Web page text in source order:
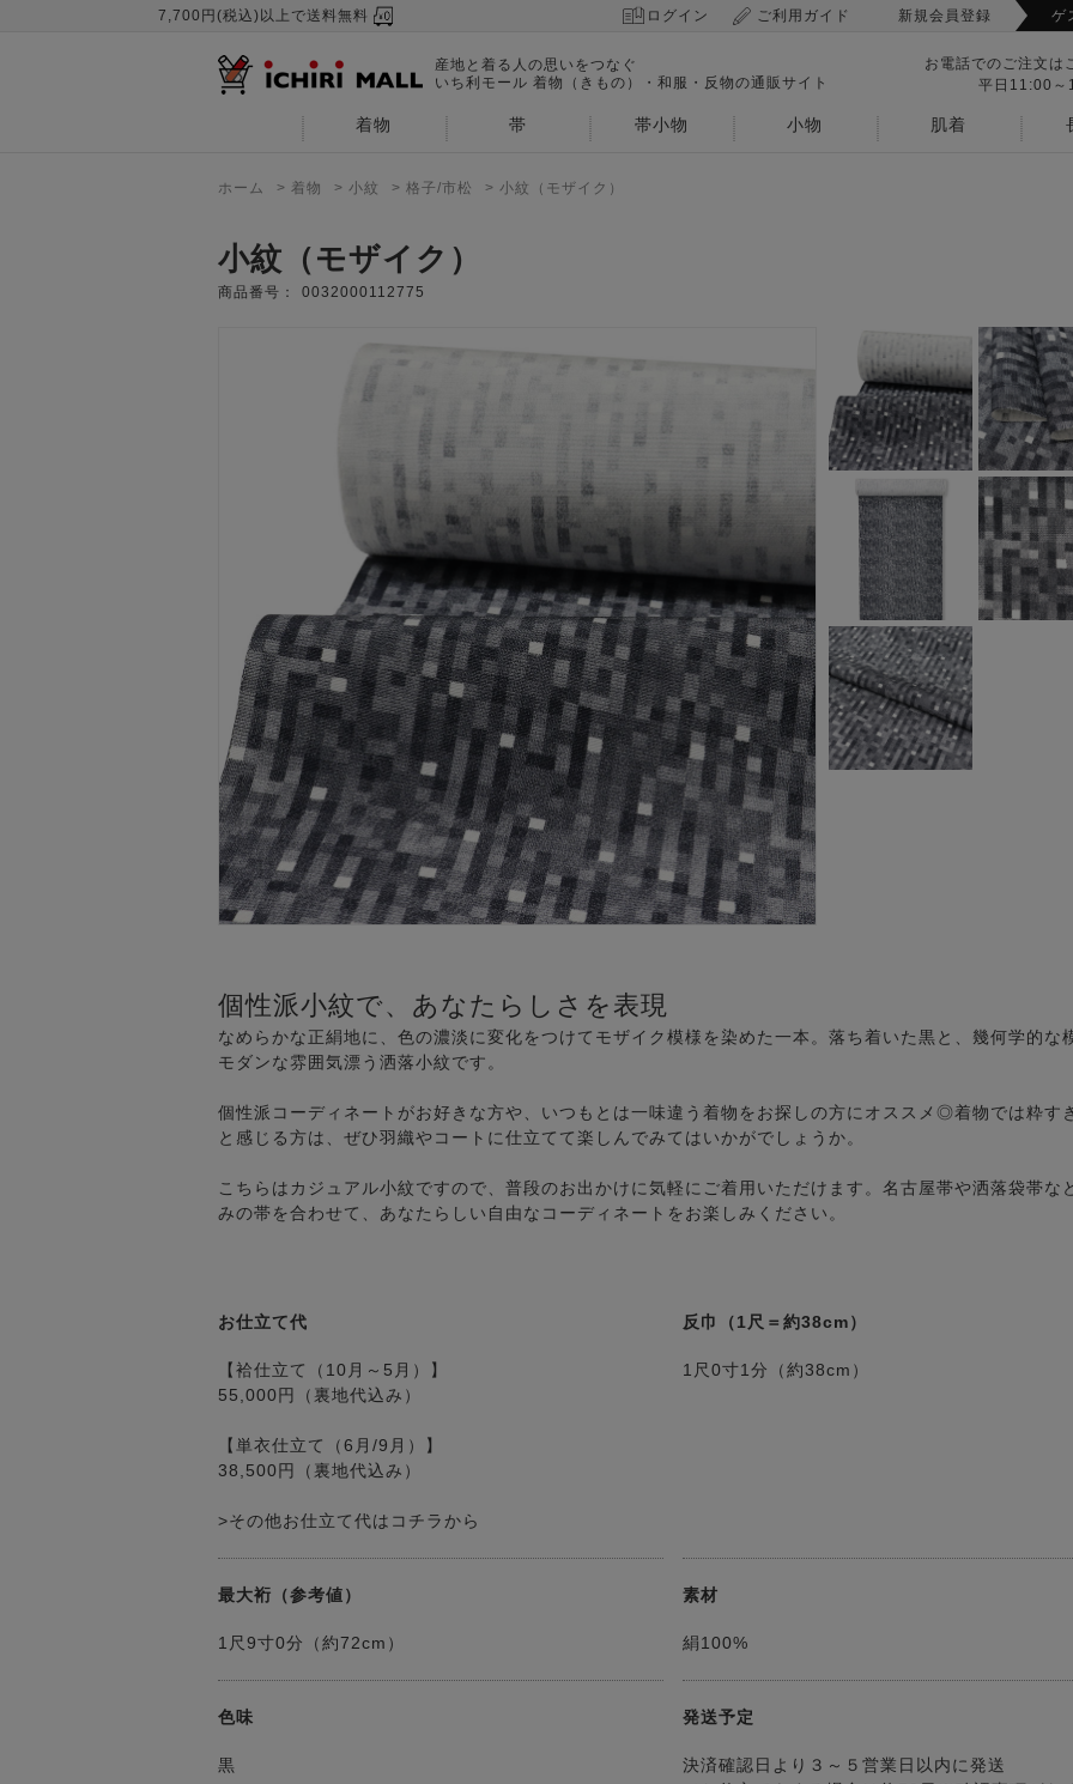
7,700円(税込)以上で送料無料 ログイン ご利用ガイド 新規会員登録 ゲ
産地と着る人の思いをつなぐ
いち利モール 着物（きもの）・和服・反物の通販サイト
お電話でのご注文は
平日11:00～
着物 帯 帯小物 小物 肌着
ホーム > 着物 > 小紋 > 格子/市松 > 小紋（モザイク）
小紋（モザイク）
商品番号： 0032000112775
個性派小紋で、あなたらしさを表現
なめらかな正絹地に、色の濃淡に変化をつけてモザイク模様を染めた一本。落ち着いた黒と、幾何学的な
モダンな雰囲気漂う洒落小紋です。
個性派コーディネートがお好きな方や、いつもとは一味違う着物をお探しの方にオススメ◎着物では粋
と感じる方は、ぜひ羽織やコートに仕立てて楽しんでみてはいかがでしょうか。
こちらはカジュアル小紋ですので、普段のお出かけに気軽にご着用いただけます。名古屋帯や洒落袋帯な
みの帯を合わせて、あなたらしい自由なコーディネートをお楽しみください。
お仕立て代
【袷仕立て（10月～5月）】
55,000円（裏地代込み）
【単衣仕立て（6月/9月）】
38,500円（裏地代込み）
>その他お仕立て代はコチラから
反巾（1尺＝約38cm）
1尺0寸1分（約38cm）
最大裄（参考値）
1尺9寸0分（約72cm）
素材
絹100%
色味
黒
発送予定
決済確認日より３～５営業日以内に発送